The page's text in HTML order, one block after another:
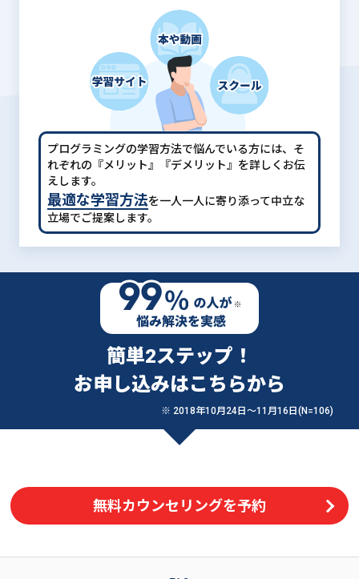
プログラミングの学習方法で悩んでいる方には、 そ
れぞれの『メリット』『デメリット』を詳しくお伝
えします。
最適な学習方法を一人一人に寄り添って中立な
立場でご提案します。
簡単2ステップ！
お申し込みはこちらから
※ 2018年10月24日〜11月16日(N=106)
無料カウンセリングを予約